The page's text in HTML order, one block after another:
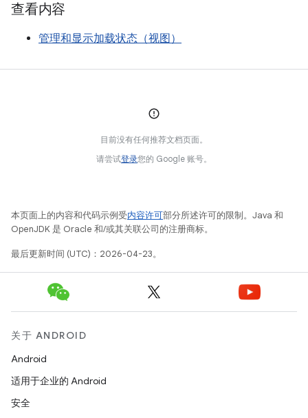
查看内容
管理和显示加载状态（视图）
目前没有任何推荐文档页面。
请尝试登录您的 Google 账号。
本页面上的内容和代码示例受内容许可部分所述许可的限制。Java 和
OpenJDK 是 Oracle 和/或其关联公司的注册商标。
最后更新时间 (UTC)：2026-04-23。
关于 ANDROID
Android
适用于企业的 Android
安全